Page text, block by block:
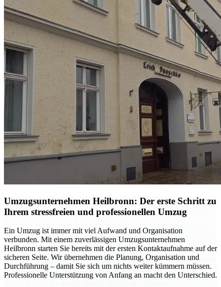
Umzugsunternehmen Heilbronn: Der erste Schritt zu
Ihrem stressfreien und professionellen Umzug
Ein Umzug ist immer mit viel Aufwand und Organisation
verbunden. Mit einem zuverlässigen Umzugsunternehmen
Heilbronn starten Sie bereits mit der ersten Kontaktaufnahme auf der
sicheren Seite. Wir übernehmen die Planung, Organisation und
Durchführung – damit Sie sich um nichts weiter kümmern müssen.
Professionelle Unterstützung von Anfang an macht den Unterschied.